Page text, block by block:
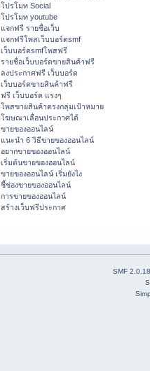
โปรโมท Social
โปรโมท youtube
แจกฟรี รายชื่อเว็บ
แจกฟรีโพสเว็บบอร์ดsmf
เว็บบอร์ดsmfโพสฟรี
รายชื่อเว็บบอร์ดขายสินค้าฟรี
ลงประกาศฟรี เว็บบอร์ด
เว็บบอร์ดขายสินค้าฟรี
ฟรี เว็บบอร์ด แรงๆ
โพสขายสินค้าตรงกลุ่มเป้าหมาย
โฆษณาเลื่อนประกาศได้
ขายของออนไลน์
แนะนำ 6 วิธีขายของออนไลน์
อยากขายของออนไลน์
เริ่มต้นขายของออนไลน์
ขายของออนไลน์ เริ่มยังไง
ชี้ช่องขายของออนไลน์
การขายของออนไลน์
สร้างเว็บฟรีประกาศ
SMF 2.0.18